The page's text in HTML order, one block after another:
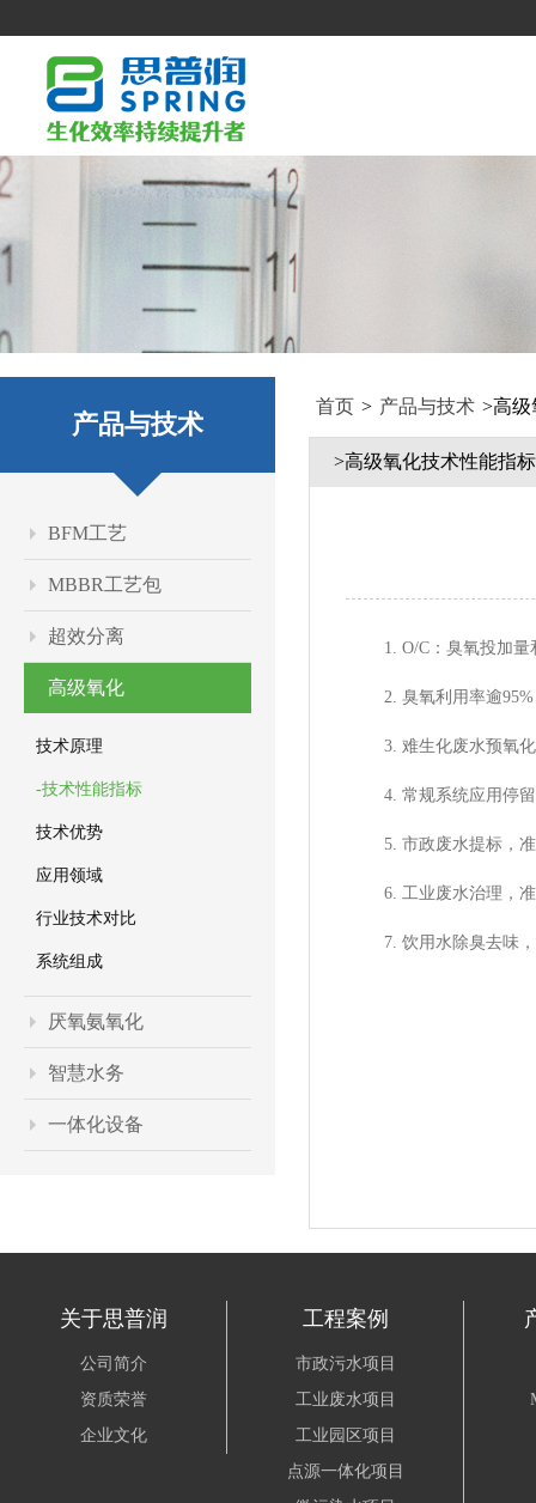
产品与技术
BFM工艺
MBBR工艺包
超效分离
高级氧化
技术原理
-技术性能指标
技术优势
应用领域
行业技术对比
系统组成
厌氧氨氧化
智慧水务
一体化设备
首页 > 产品与技术 >高级
>高级氧化技术性能指标
1. O/C：臭氧投加
2. 臭氧利用率逾
3. 难生化废水预氧
4. 常规系统应用停
5. 市政废水提标，
6. 工业废水治理，
7. 饮用水除臭去味
关于思普润
公司简介
资质荣誉
企业文化
工程案例
市政污水项目
工业废水项目
工业园区项目
点源一体化项目